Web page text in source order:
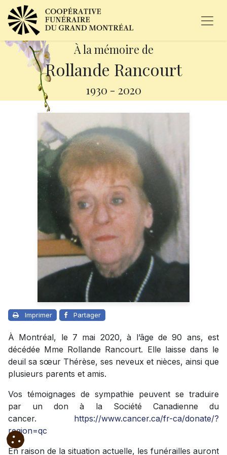
À la mémoire de
Rollande Rancourt
1930 - 2020
Imprimer Partager
À Montréal, le 7 mai 2020, à l’âge de 90 ans, est
décédée Mme Rollande Rancourt. Elle laisse dans le
deuil sa sœur Thérèse, ses neveux et nièces, ainsi que
plusieurs parents et amis.
Vos témoignages de sympathie peuvent se traduire
par un don à la Société Canadienne du
cancer. https://www.cancer.ca/fr-ca/donate/?
region=qc
En raison de la situation actuelle, les funérailles auront